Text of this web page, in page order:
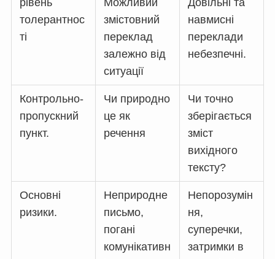
рівень
толерантнос
ті
Можливий
змістовний
переклад
залежно від
ситуації
Довільні та
навмисні
переклади
небезпечні.
Контрольно-
пропускний
пункт.
Чи природно
це як
речення
Чи точно
зберігається
зміст
вихідного
тексту?
Основні
ризики.
Неприродне
письмо,
погані
комунікативн
Непорозумін
ня,
суперечки,
затримки в